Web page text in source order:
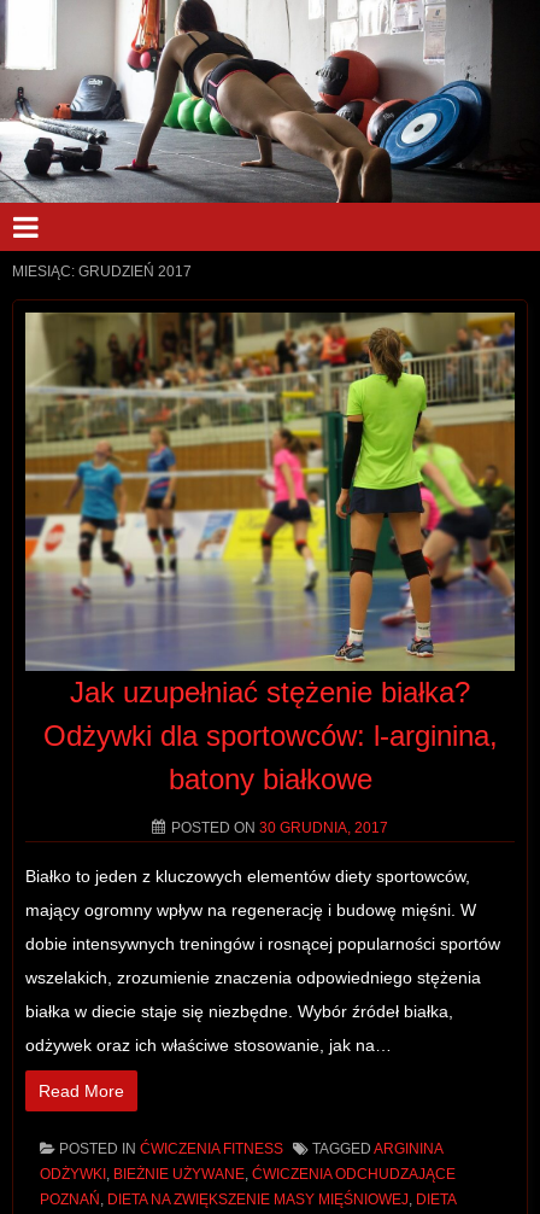
MIESIĄC: GRUDZIEŃ 2017
Jak uzupełniać stężenie białka?
Odżywki dla sportowców: l-arginina,
batony białkowe
POSTED ON 30 GRUDNIA, 2017
Białko to jeden z kluczowych elementów diety sportowców,
mający ogromny wpływ na regenerację i budowę mięśni. W
dobie intensywnych treningów i rosnącej popularności sportów
wszelakich, zrozumienie znaczenia odpowiedniego stężenia
białka w diecie staje się niezbędne. Wybór źródeł białka,
odżywek oraz ich właściwe stosowanie, jak na…
Read More
POSTED IN ĆWICZENIA FITNESS TAGGED ARGININA
ODŻYWKI BIEŻNIE UŻYWANE ĆWICZENIA ODCHUDZAJĄCE
POZNAŃ DIETA NA ZWIĘKSZENIE MASY MIĘŚNIOWEJ DIETA